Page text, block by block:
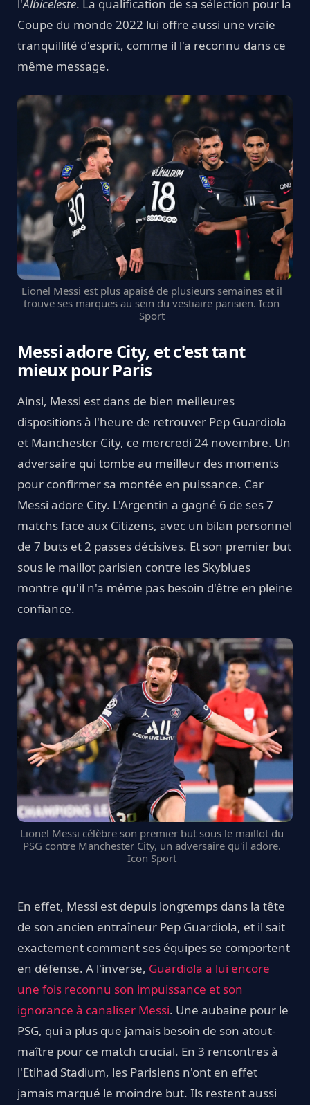
l'Albiceleste. La qualification de sa sélection pour la
Coupe du monde 2022 lui offre aussi une vraie
tranquillité d'esprit, comme il l'a reconnu dans ce
même message.
Lionel Messi est plus apaisé de plusieurs semaines et il
trouve ses marques au sein du vestiaire parisien. Icon
Sport
Messi adore City, et c'est tant
mieux pour Paris
Ainsi, Messi est dans de bien meilleures
dispositions à l'heure de retrouver Pep Guardiola
et Manchester City, ce mercredi 24 novembre. Un
adversaire qui tombe au meilleur des moments
pour confirmer sa montée en puissance. Car
Messi adore City. L'Argentin a gagné 6 de ses 7
matchs face aux Citizens, avec un bilan personnel
de 7 buts et 2 passes décisives. Et son premier but
sous le maillot parisien contre les Skyblues
montre qu'il n'a même pas besoin d'être en pleine
confiance.
Lionel Messi célèbre son premier but sous le maillot du
PSG contre Manchester City, un adversaire qu'il adore.
Icon Sport
En effet, Messi est depuis longtemps dans la tête
de son ancien entraîneur Pep Guardiola, et il sait
exactement comment ses équipes se comportent
en défense. A l'inverse, Guardiola a lui encore
une fois reconnu son impuissance et son
ignorance à canaliser Messi. Une aubaine pour le
PSG, qui a plus que jamais besoin de son atout-
maître pour ce match crucial. En 3 rencontres à
l'Etihad Stadium, les Parisiens n'ont en effet
jamais marqué le moindre but. Ils restent aussi